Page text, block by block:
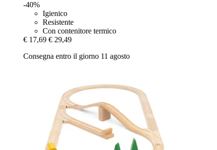
-40%
Igienico
Resistente
Con contenitore termico
€ 17,69 € 29,49
Consegna entro il giorno 11 agosto